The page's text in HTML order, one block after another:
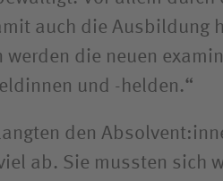
auch die Ausbildung
werden die neuen
und -helden.“
den
ab. Sie mussten sich